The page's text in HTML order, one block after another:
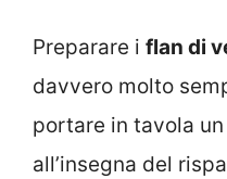
Preparare i flan di
davvero molto
portare in tavola
all’insegna del